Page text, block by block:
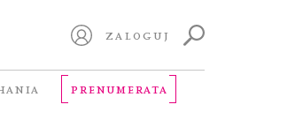
ZALOGUJ
PRENUMERATA